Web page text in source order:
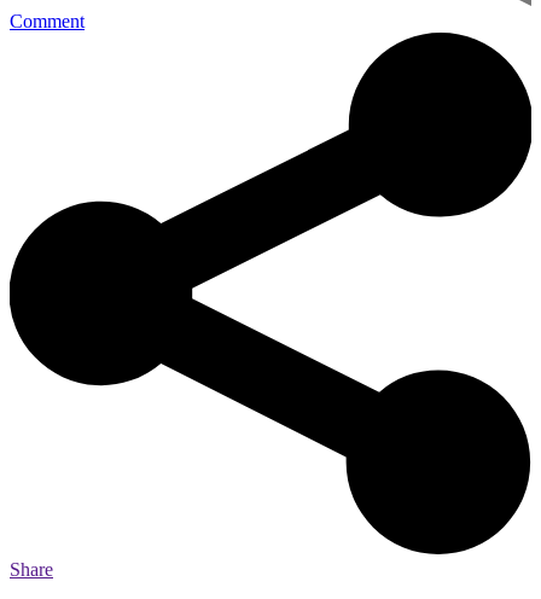
Comment
Share